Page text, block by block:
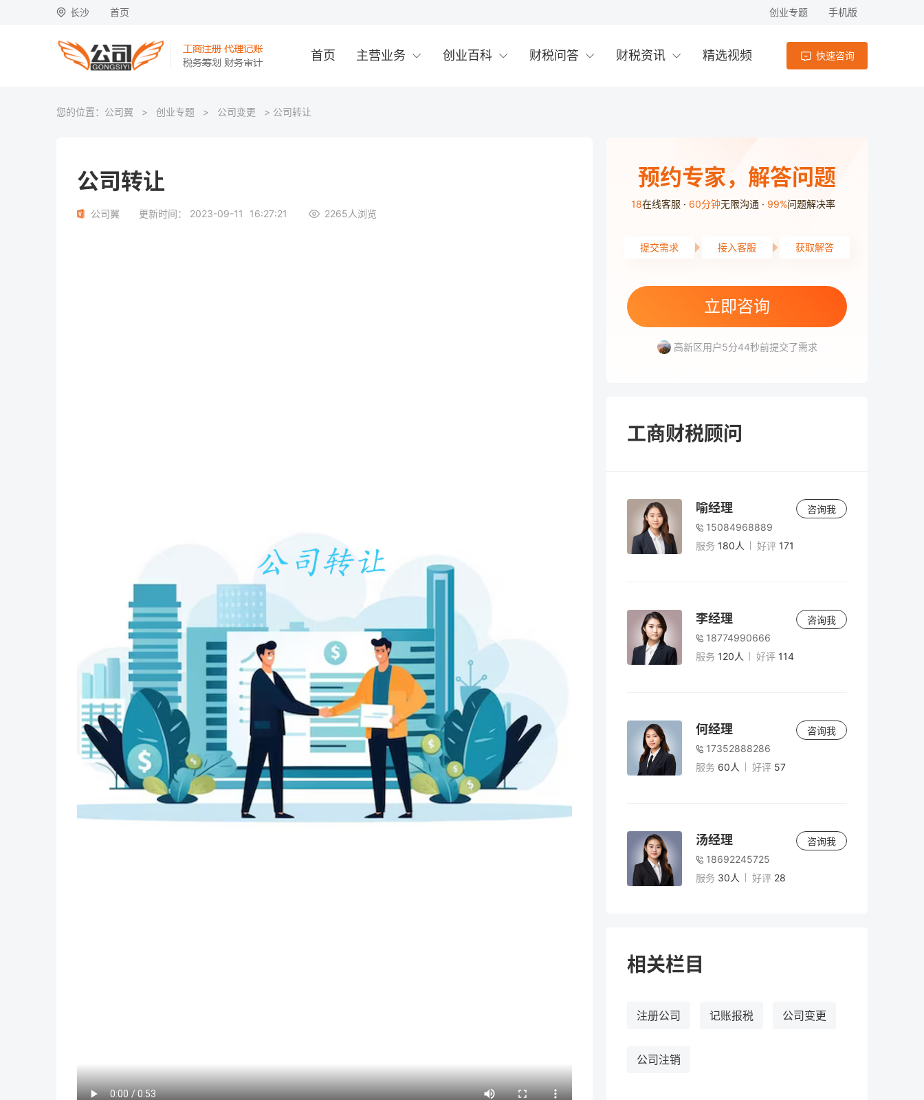
长沙 首页 创业专题 手机版
首页 主营业务 创业百科 财税问答 财税资讯 精选视频 快速咨询
您的位置： 公司翼 > 创业专题 > 公司变更 > 公司转让
公司转让
公司翼 更新时间： 2023-09-11 16:27:21 2265 人浏览
预约专家，解答问题
18在线客服 60分钟无限沟通 99%问题解决率
提交需求 接入客服 获取解答
立即咨询
开福区用户9分33秒前提交了需求
高新区用户5分44秒前提交了需求
雨花区用户6分7秒前提交了需求
工商财税顾问
喻经理
15084968889
服务 180人 好评 171
咨询我
李经理
18774990666
服务 120人 好评 114
咨询我
何经理
17352888286
服务 60人 好评 57
咨询我
汤经理
18692245725
服务 30人 好评 28
咨询我
相关栏目
注册公司 记账报税 公司变更
公司注销